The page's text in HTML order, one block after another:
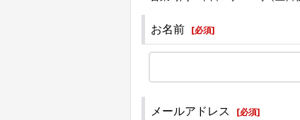
お名前 [必須]
メールアドレス [必須]